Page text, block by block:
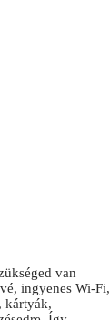
van
ingyenes Wi-Fi,
kártyák,